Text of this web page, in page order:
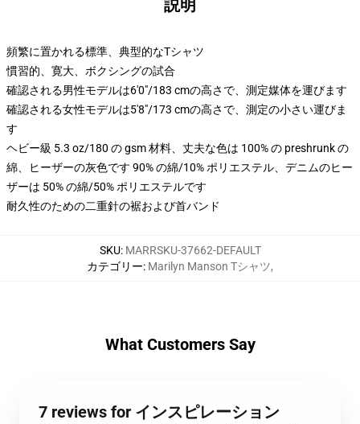
説明
頻繁に置かれる標準、典型的なTシャツ
慣習的、寛大、ボクシングの試合
確認される男性モデルは6'0"/183 cmの高さで、測定媒体を運びます
確認される女性モデルは5'8"/173 cmの高さで、測定の小さい運びま
す
ヘビー級 5.3 oz/180 の gsm 材料、丈夫な色は 100% の preshrunk の
綿、ヒーザーの灰色です 90% の綿/10% ポリエステル、デニムのヒー
ザーは 50% の綿/50% ポリエステルです
耐久性のための二重針の裾および首バンド
SKU: MARRSKU-37662-DEFAULT
カテゴリー: Marilyn Manson Tシャツ,
What Customers Say
7 reviews for インスピレーション